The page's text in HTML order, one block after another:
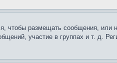
чтобы размещать сообщения, или
участие в группах и т. д.